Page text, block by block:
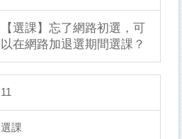
【選課】忘了網路初選，可
以在網路加退選期間選課？
11
選課